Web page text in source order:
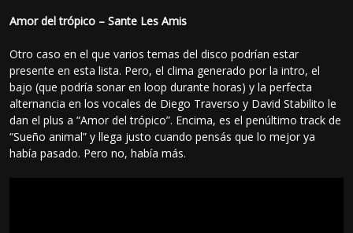
Amor del trópico – Sante Les Amis
Otro caso en el que varios temas del disco podrían estar
presente en esta lista. Pero, el clima generado por la intro, el
bajo (que podría sonar en loop durante horas) y la perfecta
alternancia en los vocales de Diego Traverso y David Stabilito le
dan el plus a “Amor del trópico”. Encima, es el penúltimo track de
“Sueño animal” y llega justo cuando pensás que lo mejor ya
había pasado. Pero no, había más.